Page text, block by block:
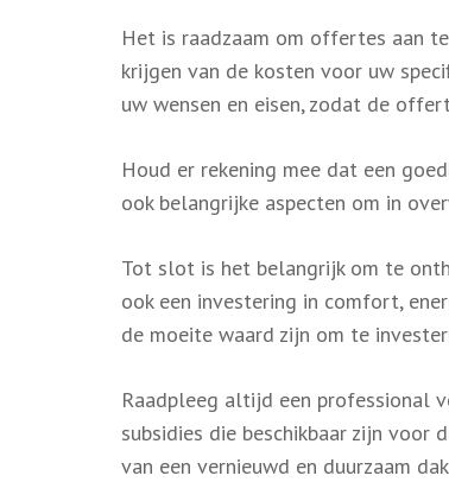
Het is raadzaam om offertes aan
krijgen van de kosten voor uw
uw wensen en eisen, zodat de
Houd er rekening mee dat een
ook belangrijke aspecten om in
Tot slot is het belangrijk om te
ook een investering in comfort,
de moeite waard zijn om te
Raadpleeg altijd een professional
subsidies die beschikbaar zijn voor
van een vernieuwd en duurzaam